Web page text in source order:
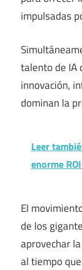
impulsadas
talento de IA
innovación,
dominan la
Leer
enorme
El
de los
aprovechar
al tiempo